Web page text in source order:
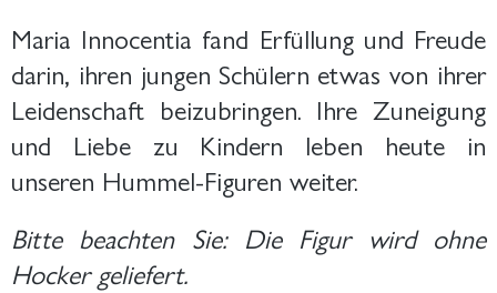
Maria Innocentia fand Erfüllung und Freude
darin, ihren jungen Schülern etwas von ihrer
Leidenschaft beizubringen. Ihre Zuneigung
und Liebe zu Kindern leben heute in
unseren Hummel-Figuren weiter.
Bitte beachten Sie: Die Figur wird ohne
Hocker geliefert.